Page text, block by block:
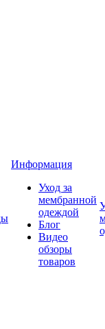
Информация
Уход за
мембранной
одеждой
Блог
Видео
обзоры
товаров